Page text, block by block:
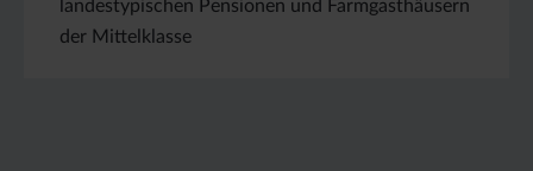
landestypischen Pensionen und Farmgasthäusern
der Mittelklasse